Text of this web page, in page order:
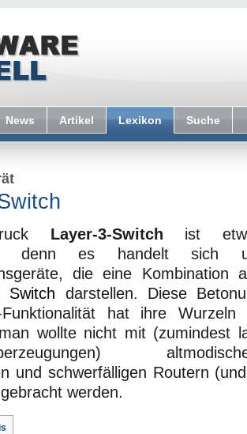
News Artikel Lexikon Suche
Layer-3-Switch ist
denn es handelt sich
die eine Kombination
Switch darstellen. Diese
hat ihre Wurzeln
wollte nicht mit (zumindest
und schwerfälligen Routern
werden.